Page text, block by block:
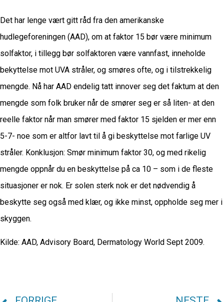
Det har lenge vært gitt råd fra den amerikanske
hudlegeforeningen (AAD), om at faktor 15 bør være minimum
solfaktor, i tillegg bør solfaktoren være vannfast, inneholde
bekyttelse mot UVA stråler, og smøres ofte, og i tilstrekkelig
mengde. Nå har AAD endelig tatt innover seg det faktum at den
mengde som folk bruker når de smører seg er så liten- at den
reelle faktor når man smører med faktor 15 sjelden er mer enn
5-7- noe som er altfor lavt til å gi beskyttelse mot farlige UV
stråler. Konklusjon: Smør minimum faktor 30, og med rikelig
mengde oppnår du en beskyttelse på ca 10 – som i de fleste
situasjoner er nok. Er solen sterk nok er det nødvendig å
beskytte seg også med klær, og ikke minst, oppholde seg mer i
skyggen.
Kilde: AAD, Advisory Board, Dermatology World Sept 2009.